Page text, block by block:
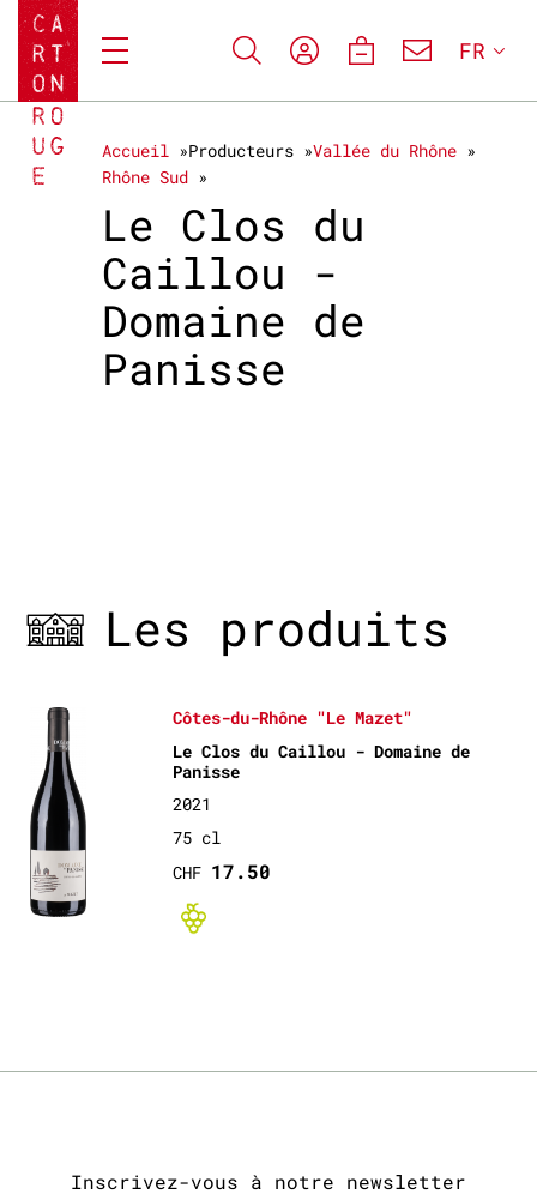
FR
Accueil Producteurs
Vallée du Rhône
Rhône Sud
Le Clos du
Caillou -
Domaine de
Panisse
Les produits
Côtes-du-Rhône "Le Mazet"
Le Clos du Caillou - Domaine de
Panisse
2021
75 cl
CHF 17.50
Bio non-
Inscrivez-vous à notre newsletter